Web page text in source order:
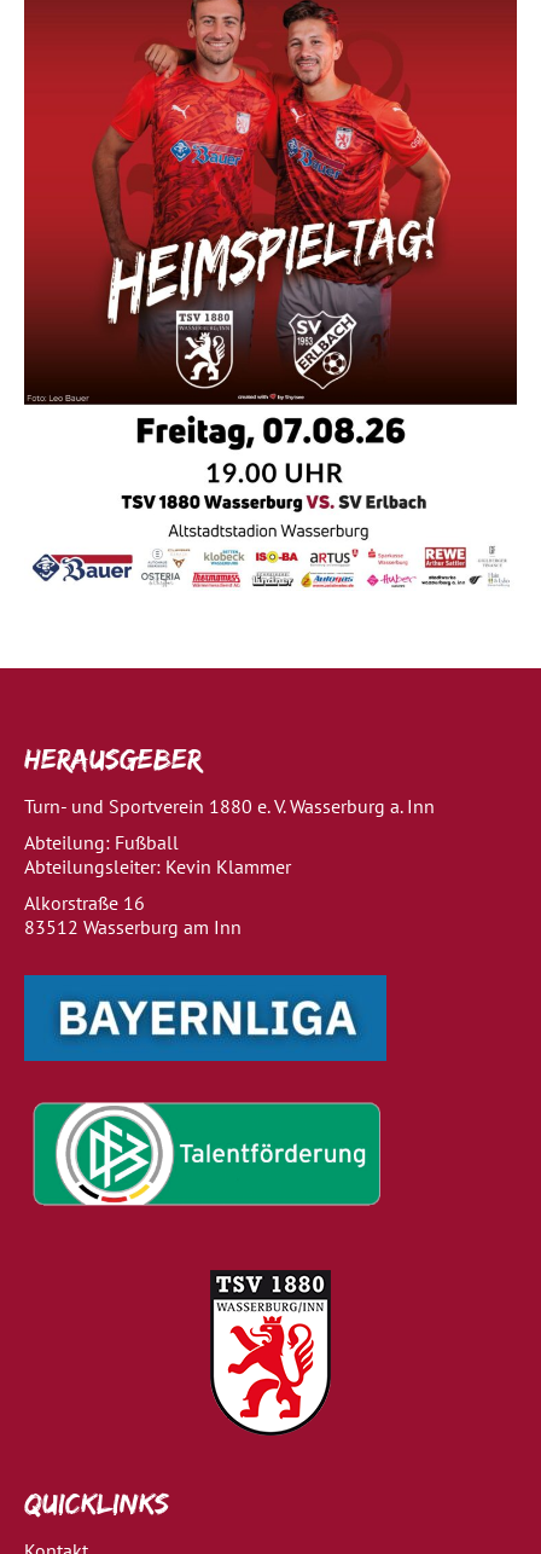
Herausgeber
Turn- und Sportverein 1880 e. V. Wasserburg a. Inn
Abteilung: Fußball
Abteilungsleiter: Kevin Klammer
Alkorstraße 16
83512 Wasserburg am Inn
Quicklinks